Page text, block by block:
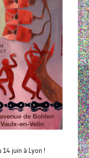
14 juin à Lyon !